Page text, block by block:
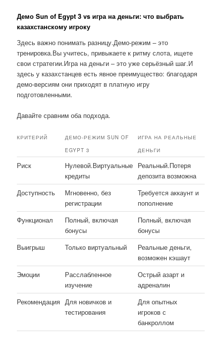
Демо Sun of Egypt 3 vs игра на деньги: что выбрать
казахстанскому игроку
Здесь важно понимать разницу.Демо-режим – это
тренировка.Вы учитесь, привыкаете к ритму слота, ищете
свои стратегии.Игра на деньги – это уже серьёзный шаг.И
здесь у казахстанцев есть явное преимущество: благодаря
демо-версиям они приходят в платную игру
подготовленными.
Давайте сравним оба подхода.
КРИТЕРИЙ
ДЕМО-РЕЖИМ SUN OF
EGYPT 3
ИГРА НА РЕАЛЬНЫЕ
ДЕНЬГИ
Риск
Нулевой.Виртуальные
кредиты
Реальный.Потеря
депозита возможна
Доступность
Мгновенно, без
регистрации
Требуется аккаунт и
пополнение
Функционал
Полный, включая
бонусы
Полный, включая
бонусы
Выигрыш
Только виртуальный
Реальные деньги,
возможен кэшаут
Эмоции
Расслабленное
изучение
Острый азарт и
адреналин
Рекомендация Для новичков и
тестирования
Для опытных
игроков с
банкроллом